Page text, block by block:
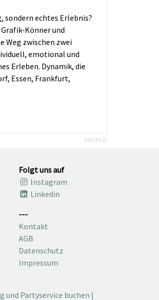
echtes Erlebnis?
Könner und
Weg zwischen zwei
emotional und
Erleben. Dynamik, die
Essen, Frankfurt,
ANZEIGE
Folgt uns auf
Instagram
Linkedin
---
Kontakt
AGB
Datenschutz
Impressum
und Partyservice buchen |